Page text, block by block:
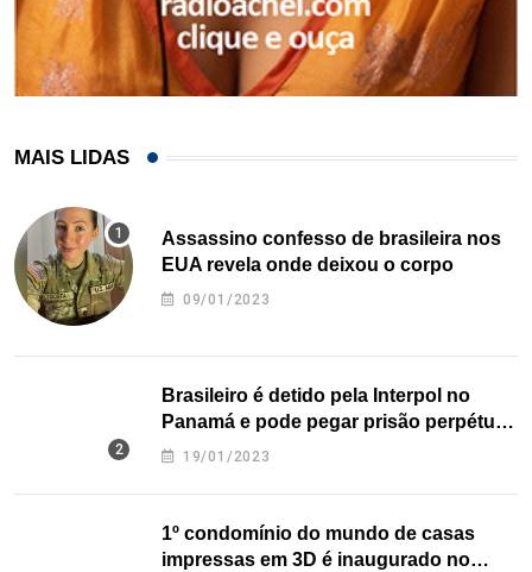
MAIS LIDAS
Assassino confesso de brasileira nos
EUA revela onde deixou o corpo
09/01/2023
Brasileiro é detido pela Interpol no
Panamá e pode pegar prisão perpétua
nos EUA
19/01/2023
1º condomínio do mundo de casas
impressas em 3D é inaugurado no